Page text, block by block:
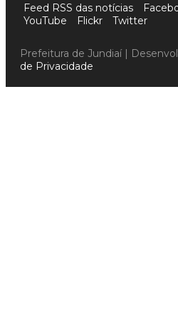
Feed RSS das notícias
YouTube
Flickr Twitter
Prefeitura de Jundiaí |
de Privacidade